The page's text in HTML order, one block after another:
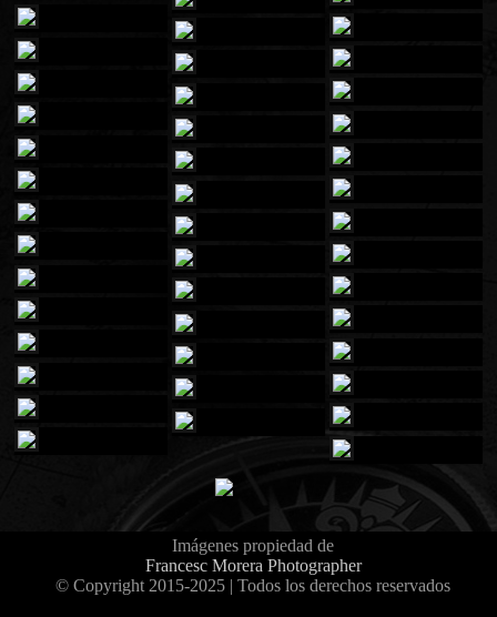
Imágenes propiedad de
Francesc Morera Photographer
© Copyright 2015-2025 | Todos los derechos reservados